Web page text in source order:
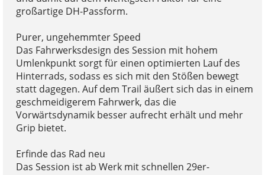
großartige DH-Passform.
Purer, ungehemmter Speed
Das Fahrwerksdesign des Session mit hohem
Umlenkpunkt sorgt für einen optimierten Lauf des
Hinterrads, sodass es sich mit den Stößen bewegt
statt dagegen. Auf dem Trail äußert sich das in einem
geschmeidigerem Fahrwerk, das die
Vorwärtsdynamik besser aufrecht erhält und mehr
Grip bietet.
Erfinde das Rad neu
Das Session ist ab Werk mit schnellen 29er-